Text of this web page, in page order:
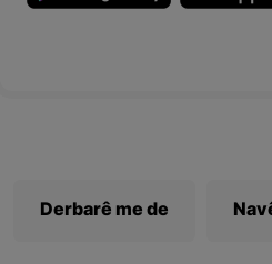
Derbarê me de